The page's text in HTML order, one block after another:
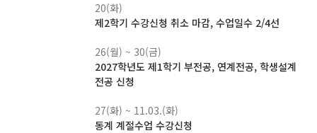
20(화)
제2학기 수강신청 취소 마감, 수업일수 2/4선
26(월) ~ 30(금)
2027학년도 제1학기 부전공, 연계전공, 학생설계
전공 신청
27(화) ~ 11.03.(화)
동계 계절수업 수강신청